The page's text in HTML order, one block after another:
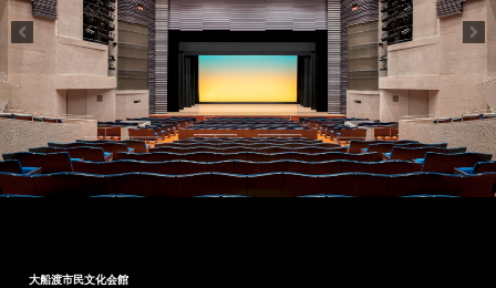
大船渡市民文化会館